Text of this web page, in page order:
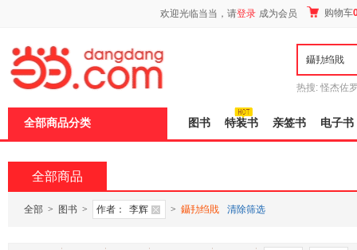
欢迎光临当当，请登录 成为会员 购物车
热搜: 怪杰佐
全部商品分类 图书 特装书 亲签书 电子书
全部商品
全部 > 图书 > 作者： 李辉 > 鑷劧绉戝 清除筛选
页
加